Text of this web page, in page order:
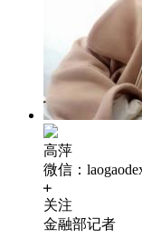
高萍
微信：
关注
金融部记者